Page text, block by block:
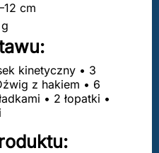
cm
kinetyczny • 3
z hakiem • 6
• 2 łopatki •